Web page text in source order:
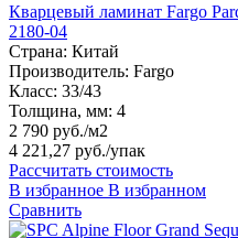
Кварцевый ламинат Fargo
2180-04
Страна: Китай
Производитель: Fargo
Класс: 33/43
Толщина, мм: 4
2 790 руб./м2
4 221,27 руб./упак
Рассчитать стоимость
В избранное В избранном
Сравнить